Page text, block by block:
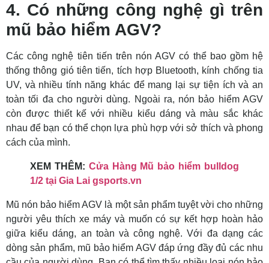
4. Có những công nghệ gì trên
mũ bảo hiểm AGV?
Các công nghệ tiên tiến trên nón AGV có thể bao gồm hệ
thống thông gió tiên tiến, tích hợp Bluetooth, kính chống tia
UV, và nhiều tính năng khác để mang lại sự tiện ích và an
toàn tối đa cho người dùng. Ngoài ra, nón bảo hiểm AGV
còn được thiết kế với nhiều kiểu dáng và màu sắc khác
nhau để bạn có thể chọn lựa phù hợp với sở thích và phong
cách của mình.
XEM THÊM: Cửa Hàng Mũ bảo hiểm bulldog
1/2 tại Gia Lai gsports.vn
Mũ nón bảo hiểm AGV là một sản phẩm tuyệt vời cho những
người yêu thích xe máy và muốn có sự kết hợp hoàn hảo
giữa kiểu dáng, an toàn và công nghệ. Với đa dạng các
dòng sản phẩm, mũ bảo hiểm AGV đáp ứng đầy đủ các nhu